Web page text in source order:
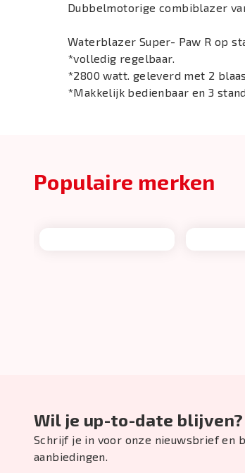
Dubbelmotorige combiblazer
Waterblazer Super- Paw R op
*volledig regelbaar.
*2800 watt. geleverd met 2
*Makkelijk bedienbaar en 3
Populaire merken
Wil je up-to-date blijven?
Schrijf je in voor onze nieuwsbrief en
aanbiedingen.